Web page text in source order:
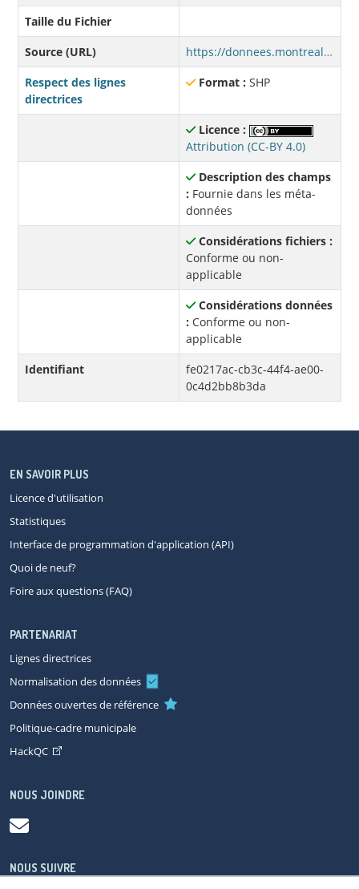
Taille du Fichier
Source (URL)
https://donnees.montreal.ca/fr/dataset/c4f7e1a7-041c-497e-a627-bf2942fe8416/resource/fe0217ac-cb3c-44f4-ae00-0c4d2bb8b3da/download/taux-vegetalisation-mineralisation-surfaces-ua.zip
Respect des lignes
directrices
Format : SHP
Licence :
Attribution (CC-BY 4.0)
Description des champs
: Fournie dans les méta-
données
Considérations fichiers :
Conforme ou non-
applicable
Considérations données
: Conforme ou non-
applicable
Identifiant
fe0217ac-cb3c-44f4-ae00-
0c4d2bb8b3da
EN SAVOIR PLUS
Licence d'utilisation
Statistiques
Interface de programmation d'application (API)
Quoi de neuf?
Foire aux questions (FAQ)
PARTENARIAT
Lignes directrices
Normalisation des données
Données ouvertes de référence
Politique-cadre municipale
HackQC
NOUS JOINDRE
NOUS SUIVRE